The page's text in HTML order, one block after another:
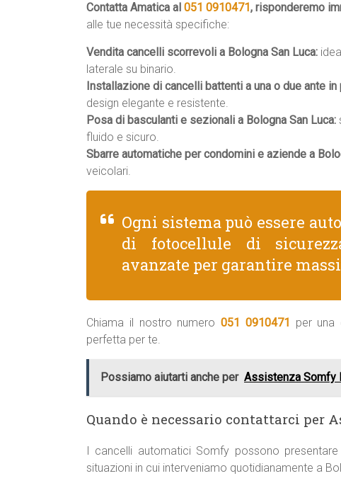
Contatta Amatica al 051 0910471, risponderemo
alle tue necessità specifiche:
Vendita cancelli scorrevoli a Bologna San Luca:
laterale su binario.
Installazione di cancelli battenti a una o due ante in
design elegante e resistente.
Posa di basculanti e sezionali a Bologna San Luca:
fluido e sicuro.
Sbarre automatiche per condomini e aziende a
veicolari.
Ogni sistema può essere
di fotocellule di
avanzate per garantire
Chiama il nostro numero051 0910471 per una
perfetta per te.
Possiamo aiutarti anche per Assistenza Somfy
Quando è necessario contattarci per
I cancelli automatici Somfy possono
situazioni in cui interveniamo quotidianamente a